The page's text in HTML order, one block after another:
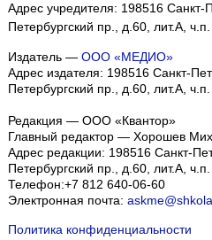
Адрес учредителя: 198516 Санкт-
Петербургский пр., д.60, лит.А,
Издатель — ООО «МЕДИО»
Адрес издателя: 198516 Санкт-
Петербургский пр., д.60, лит.А,
Редакция — ООО «Квантор»
Главный редактор — Хорошев
Адрес редакции: 198516 Санкт-
Петербургский пр., д.60, лит.А,
Телефон:+7 812 640-06-60
Электронная почта:
Политика конфиденциальности